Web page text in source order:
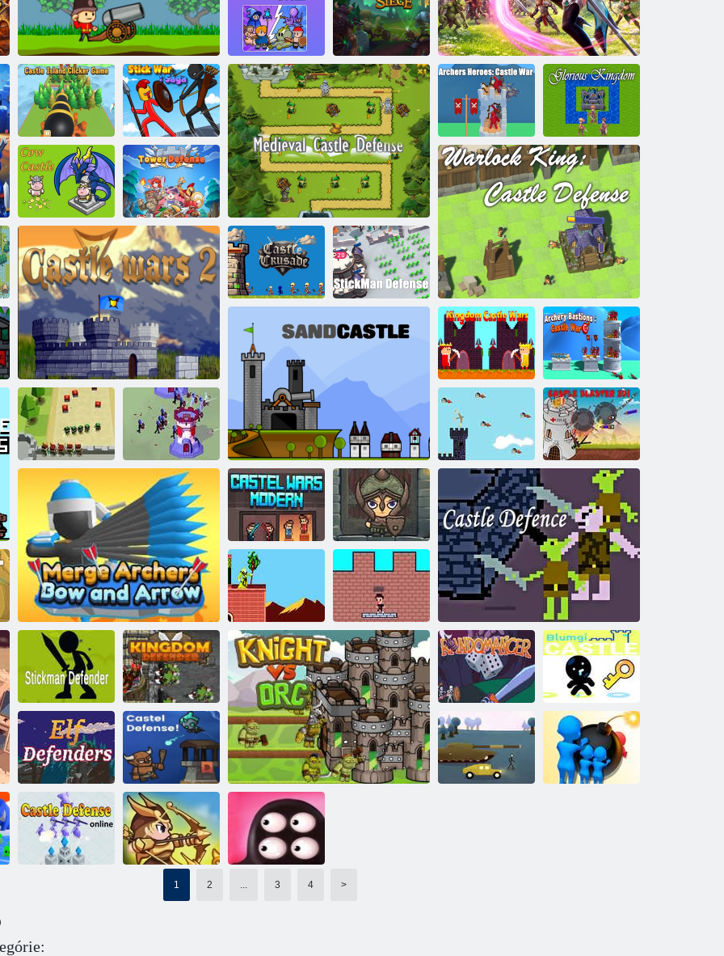
Vojaci a delá: Mountain útok
Pevnosť Merge
Knight's
Slingshot: Castle
War
Čarovný hrad: Invázia
Breakout Team
Magické
obliehanie
Hradný ostrov
Sága o
paličkovej vojne
Ochrana stredovekého hradu
Hrdinovia
sleďov: Hradná
vojna
Slávne
kráľovstvo
Hrad Korovy
Čierny kráľ: Ochrana hradu
Ochrana veže
Hradné vojny 2
Hradná krížová
výprava
Hrad Sand Hill
Vojny o
kráľovský hrad
Lukostrelecké
hradby: Vojna o
hrad
Archerov hrad
Match Man
Battle
Lovec vtákov
Archer Fusion: luk a šípka
Zamknite blaster
2D!
Castle Wars:
Modern
Castle Wars:
Royal Break and
Drag
Obrana hradu
Kostný úsvit Sekera a zámok
Obranca
Obranca
kráľovstva
Náhodný Bloomgiho hrad
Obrancovia
elfov
Obrana hradu
1 2 ... 3 4 >